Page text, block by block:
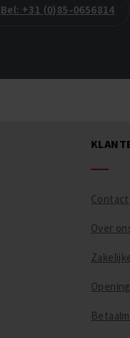
Bel: +31 (0)85-0656814
Contact
Over